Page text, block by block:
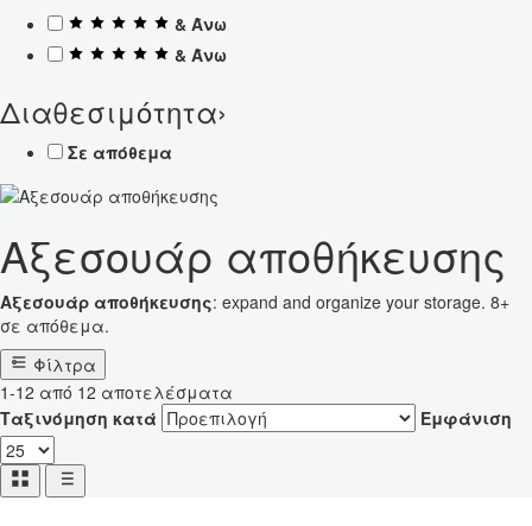
& Άνω
& Άνω
Διαθεσιμότητα›
Σε απόθεμα
Αξεσουάρ αποθήκευσης
Αξεσουάρ αποθήκευσης: expand and organize your storage. 8+
σε απόθεμα.
Φίλτρα
1-12 από 12 αποτελέσματα
Ταξινόμηση κατά
Εμφάνιση